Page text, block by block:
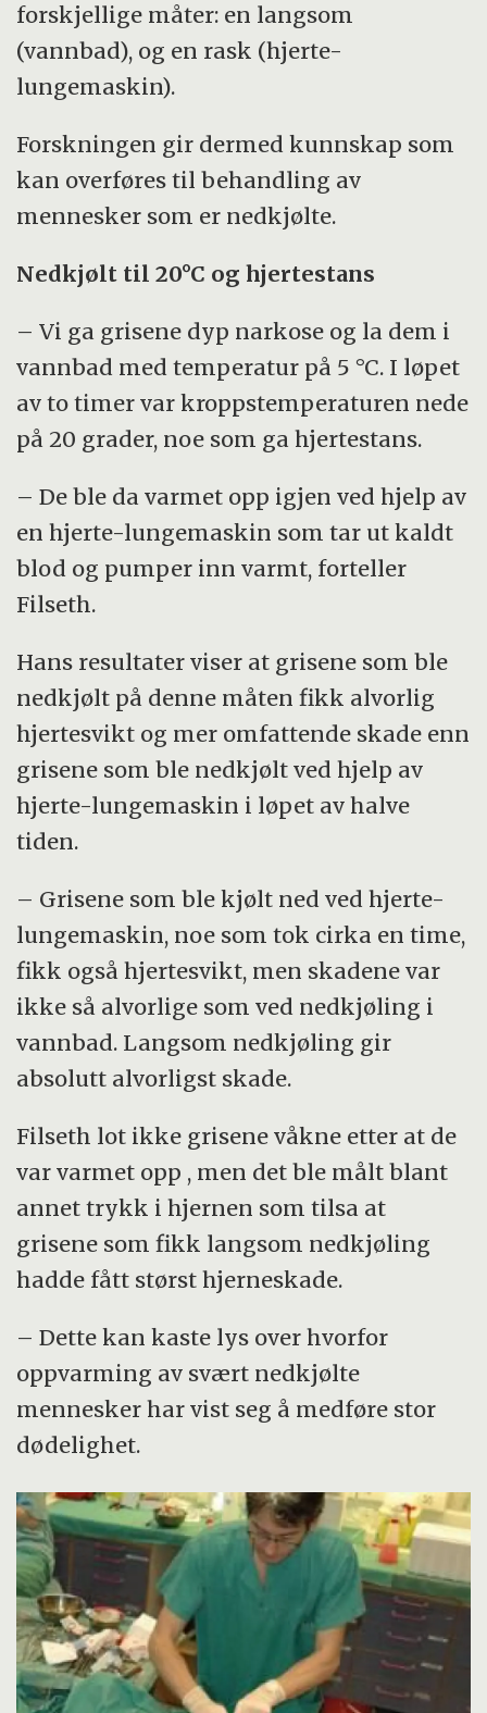
forskjellige måter: en langsom
(vannbad), og en rask (hjerte-
lungemaskin).
Forskningen gir dermed kunnskap som
kan overføres til behandling av
mennesker som er nedkjølte.
Nedkjølt til 20°C og hjertestans
– Vi ga grisene dyp narkose og la dem i
vannbad med temperatur på 5 °C. I løpet
av to timer var kroppstemperaturen nede
på 20 grader, noe som ga hjertestans.
– De ble da varmet opp igjen ved hjelp av
en hjerte-lungemaskin som tar ut kaldt
blod og pumper inn varmt, forteller
Filseth.
Hans resultater viser at grisene som ble
nedkjølt på denne måten fikk alvorlig
hjertesvikt og mer omfattende skade enn
grisene som ble nedkjølt ved hjelp av
hjerte-lungemaskin i løpet av halve
tiden.
– Grisene som ble kjølt ned ved hjerte-
lungemaskin, noe som tok cirka en time,
fikk også hjertesvikt, men skadene var
ikke så alvorlige som ved nedkjøling i
vannbad. Langsom nedkjøling gir
absolutt alvorligst skade.
Filseth lot ikke grisene våkne etter at de
var varmet opp , men det ble målt blant
annet trykk i hjernen som tilsa at
grisene som fikk langsom nedkjøling
hadde fått størst hjerneskade.
– Dette kan kaste lys over hvorfor
oppvarming av svært nedkjølte
mennesker har vist seg å medføre stor
dødelighet.